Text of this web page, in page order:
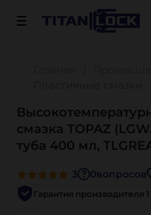
Важно! Для оплаты
смазка TOPAZ
туба 400 мл,
3 0вопросов
Гарантия производителя 1